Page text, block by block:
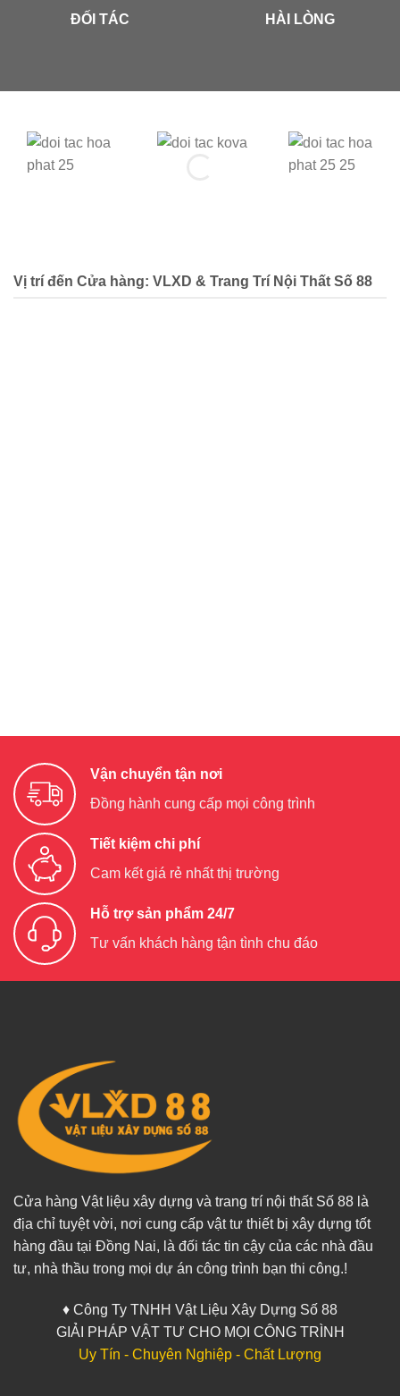
ĐỐI TÁC HÀI LÒNG
Vị trí đến Cửa hàng: VLXD & Trang Trí Nội Thất Số 88
Vận chuyển tận nơi
Đồng hành cung cấp mọi công trình
Tiết kiệm chi phí
Cam kết giá rẻ nhất thị trường
Hỗ trợ sản phẩm 24/7
Tư vấn khách hàng tận tình chu đáo
Cửa hàng Vật liệu xây dựng và trang trí nội thất Số 88 là
địa chỉ tuyệt vời, nơi cung cấp vật tư thiết bị xây dựng tốt
hàng đầu tại Đồng Nai, là đối tác tin cậy của các nhà đầu
tư, nhà thầu trong mọi dự án công trình bạn thi công.!
♦ Công Ty TNHH Vật Liệu Xây Dựng Số 88
GIẢI PHÁP VẬT TƯ CHO MỌI CÔNG TRÌNH
Uy Tín - Chuyên Nghiệp - Chất Lượng